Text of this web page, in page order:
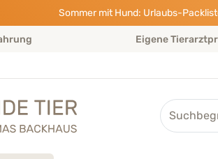
Sommer mit Hund: Urlaubs-
Eigene
Suche